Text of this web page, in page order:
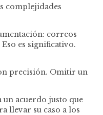
complejidades
correos
es significativo.
precisión. Omitir un
un acuerdo justo que
llevar su caso a los